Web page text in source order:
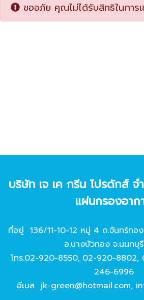
ขออภัย คุณไม่ได้รับสิทธิในการ
บริษัท เจ เค กรีน โปรดักส์
แผ่นกรองอาก
ที่อยู่ 136/11-10-12 หมู่ 4 ถ.จันทร์ทอ
อ.บางบัวทอง จ.นนทบุรี
โทร.02-920-8550, 02-920-8802,
246-6996
อีเมล jk-green@hotmail.com,